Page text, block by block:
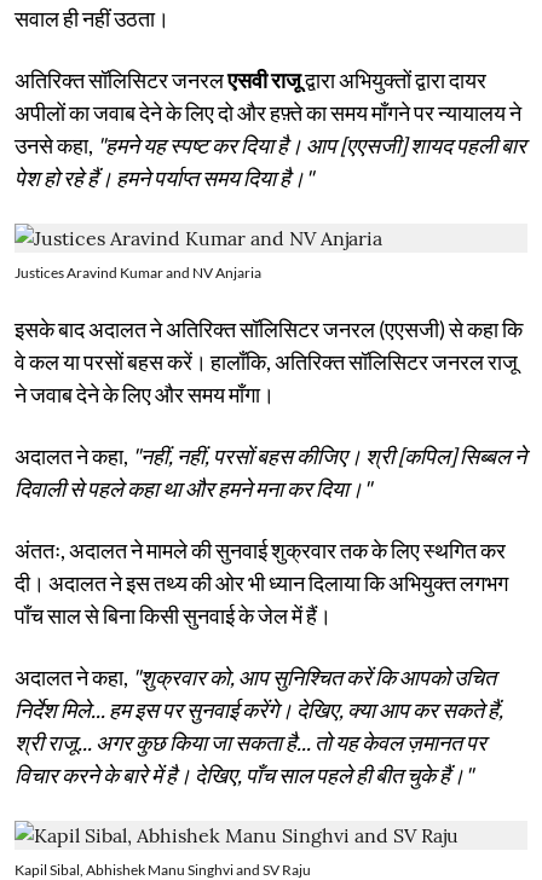
सवाल ही नहीं उठता।
अतिरिक्त सॉलिसिटर जनरलएसवी राजूद्वारा अभियुक्तों द्वारा दायर
अपीलों का जवाब देने के लिए दो और हफ़्ते का समय माँगने पर न्यायालय ने
उनसे कहा, "हमने यह स्पष्ट कर दिया है। आप [एएसजी] शायद पहली बार
पेश हो रहे हैं। हमने पर्याप्त समय दिया है।"
Justices Aravind Kumar and NV Anjaria
इसके बाद अदालत ने अतिरिक्त सॉलिसिटर जनरल (एएसजी) से कहा कि
वे कल या परसों बहस करें। हालाँकि, अतिरिक्त सॉलिसिटर जनरल राजू
ने जवाब देने के लिए और समय माँगा।
अदालत ने कहा, "नहीं, नहीं, परसों बहस कीजिए। श्री [कपिल] सिब्बल ने
दिवाली से पहले कहा था और हमने मना कर दिया।"
अंततः, अदालत ने मामले की सुनवाई शुक्रवार तक के लिए स्थगित कर
दी। अदालत ने इस तथ्य की ओर भी ध्यान दिलाया कि अभियुक्त लगभग
पाँच साल से बिना किसी सुनवाई के जेल में हैं।
अदालत ने कहा, "शुक्रवार को, आप सुनिश्चित करें कि आपको उचित
निर्देश मिले... हम इस पर सुनवाई करेंगे। देखिए, क्या आप कर सकते हैं,
श्री राजू... अगर कुछ किया जा सकता है... तो यह केवल ज़मानत पर
विचार करने के बारे में है। देखिए, पाँच साल पहले ही बीत चुके हैं।"
Kapil Sibal, Abhishek Manu Singhvi and SV Raju